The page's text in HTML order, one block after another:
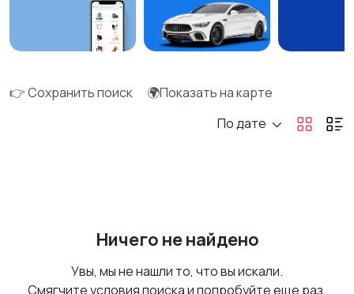
👉 Сохранить поиск
🌍Показать на карте
По дате
Ничего не найдено
Увы, мы не нашли то, что вы искали.
Смягчите условия поиска и попробуйте еще раз.